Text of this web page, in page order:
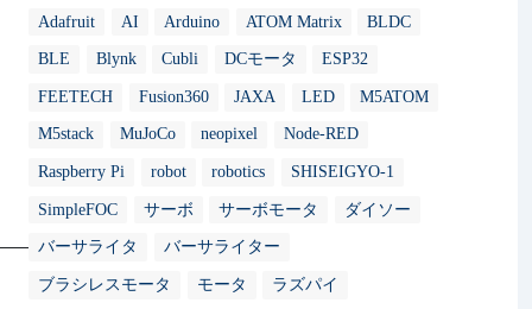
Adafruit AI Arduino ATOM Matrix BLDC
BLE Blynk Cubli DCモータ ESP32
FEETECH Fusion360 JAXA LED M5ATOM
M5stack MuJoCo neopixel Node-RED
Raspberry Pi robot robotics SHISEIGYO-1
SimpleFOC サーボ サーボモータ ダイソー
バーサライタ バーサライター
ブラシレスモータ モータ ラズパイ